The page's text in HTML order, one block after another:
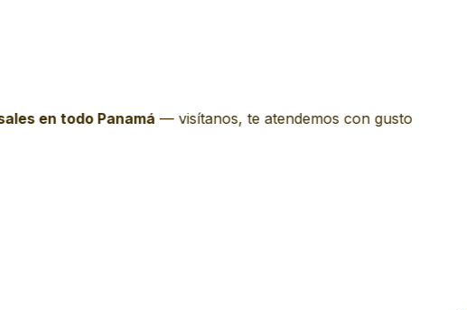
en todo Panamá—visítanos, te atendemos con gusto